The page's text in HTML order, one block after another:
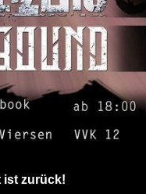
ist zurück!